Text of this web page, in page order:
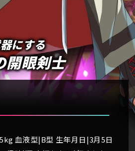
にする
開眼剣士
血液型|B型 生年月日|3月5日